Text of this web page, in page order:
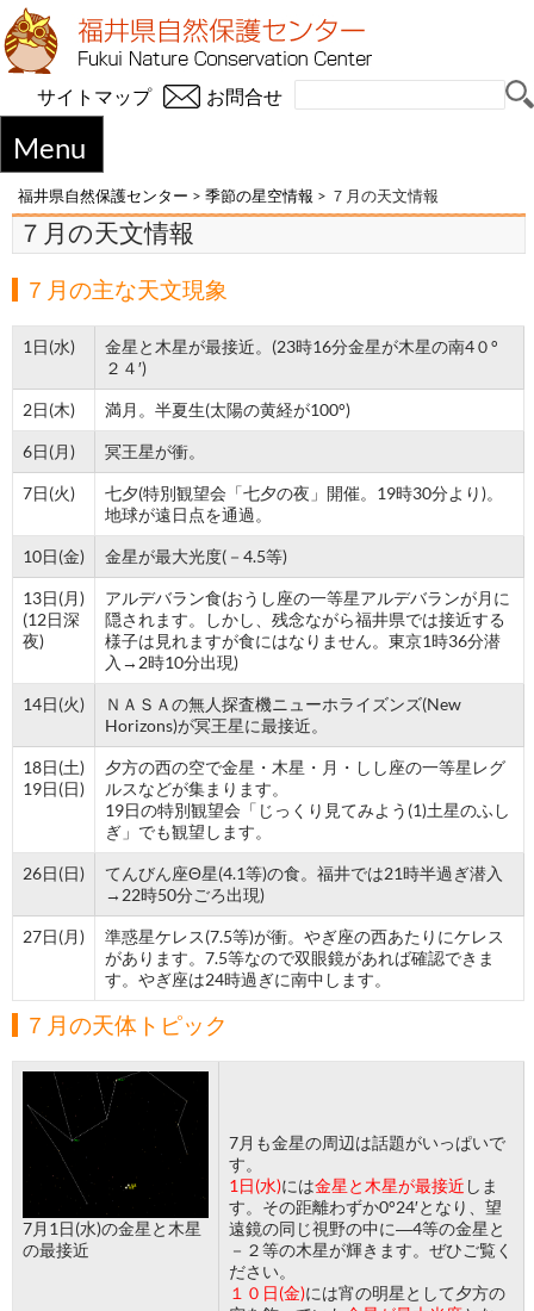
お問合せ
サイトマップ
Menu
福井県自然保護センター > 季節の星空情報 > ７月の天文情報
７月の天文情報
７月の主な天文現象
1日(水)
金星と木星が最接近。(23時16分金星が木星の南4０°
２４′)
2日(木) 満月。半夏生(太陽の黄経が100°)
6日(月) 冥王星が衝。
7日(火)
七夕(特別観望会「七夕の夜」開催。19時30分より)。
地球が遠日点を通過。
10日(金) 金星が最大光度(－4.5等)
13日(月)
(12日深
夜)
アルデバラン食(おうし座の一等星アルデバランが月に
隠されます。しかし、残念ながら福井県では接近する
様子は見れますが食にはなりません。東京1時36分潜
入→2時10分出現)
14日(火)
ＮＡＳＡの無人探査機ニューホライズンズ(New
Horizons)が冥王星に最接近。
18日(土)
19日(日)
夕方の西の空で金星・木星・月・しし座の一等星レグ
ルスなどが集まります。
19日の特別観望会「じっくり見てみよう(1)土星のふし
ぎ」でも観望します。
26日(日)
てんびん座Θ星(4.1等)の食。福井では21時半過ぎ潜入
→22時50分ごろ出現)
27日(月)
準惑星ケレス(7.5等)が衝。やぎ座の西あたりにケレス
があります。7.5等なので双眼鏡があれば確認できま
す。やぎ座は24時過ぎに南中します。
７月の天体トピック
7月1日(水)の金星と木星
の最接近
7月も金星の周辺は話題がいっぱいで
す。
1日(水)には金星と木星が最接近 しま
す。その距離わずか0°24′となり、望
遠鏡の同じ視野の中に―4等の金星と
－２等の木星が輝きます。ぜひご覧く
ださい。
１０日(金)には宵の明星として夕方の